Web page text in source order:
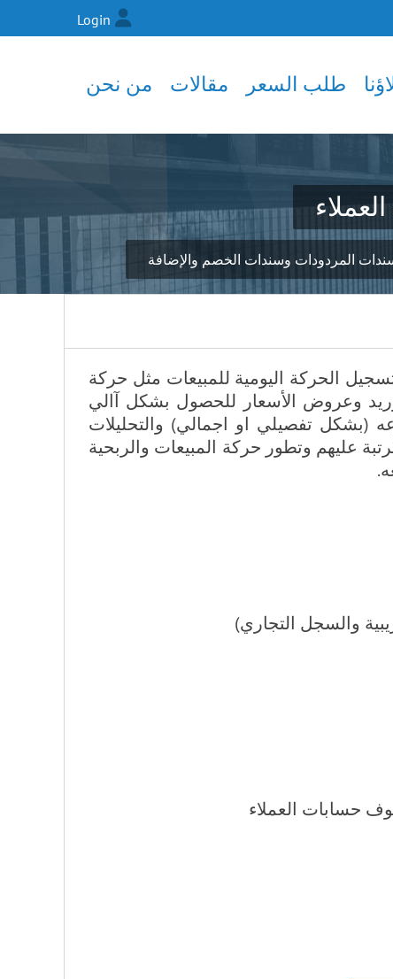
Login
طلب السعر مقالات من نحن
المردودات وسندات الخصم والإضافة
الحركة اليومية للمبيعات مثل حركة
وعروض الأسعار للحصول بشكل آالي
(بشكل تفصيلي او اجمالي) والتحليلات
عليهم وتطور حركة المبيعات والربحية
والسجل التجاري)
حسابات العملاء